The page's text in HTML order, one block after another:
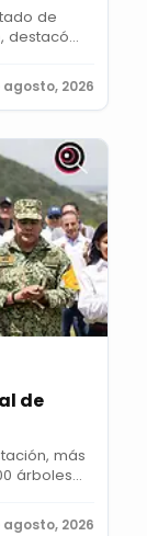
de
destacó
agosto, 2026
de
más
árboles...
agosto, 2026